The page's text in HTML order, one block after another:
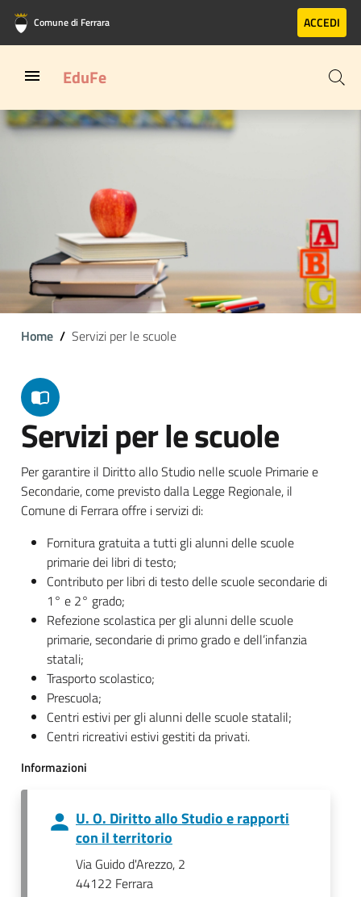
Vai al contenuto principale
Vai al footer
Comune di Ferrara ACCEDI
EduFe
Home Servizi per le scuole
Servizi per le scuole
Per garantire il Diritto allo Studio nelle scuole Primarie e
Secondarie, come previsto dalla Legge Regionale, il
Comune di Ferrara offre i servizi di:
Fornitura gratuita a tutti gli alunni delle scuole
primarie dei libri di testo;
Contributo per libri di testo delle scuole secondarie di
1° e 2° grado;
Refezione scolastica per gli alunni delle scuole
primarie, secondarie di primo grado e dell’infanzia
statali;
Trasporto scolastico;
Prescuola;
Centri estivi per gli alunni delle scuole statalil;
Centri ricreativi estivi gestiti da privati.
Informazioni
U. O. Diritto allo Studio e rapporti
con il territorio
Via Guido d'Arezzo, 2
44122 Ferrara